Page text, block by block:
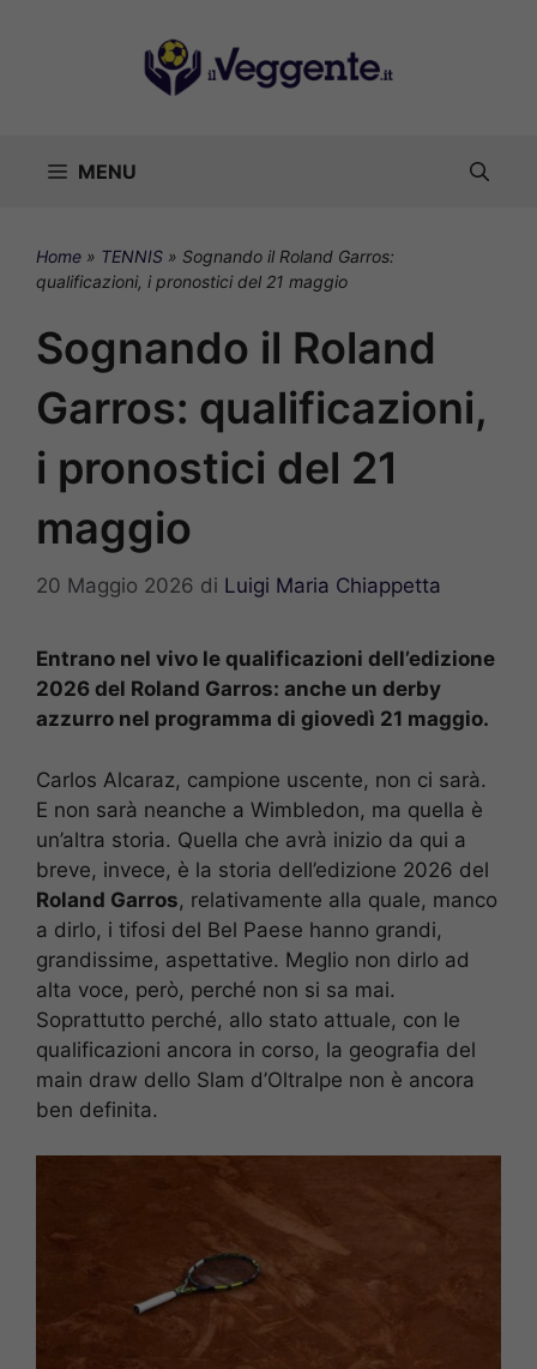
MENU
Home » TENNIS » Sognando il Roland Garros:
qualificazioni, i pronostici del 21 maggio
Sognando il Roland
Garros: qualificazioni,
i pronostici del 21
maggio
20 Maggio 2026 di Luigi Maria Chiappetta
Entrano nel vivo le qualificazioni dell’edizione
2026 del Roland Garros: anche un derby
azzurro nel programma di giovedì 21 maggio.
Carlos Alcaraz, campione uscente, non ci sarà.
E non sarà neanche a Wimbledon, ma quella è
un’altra storia. Quella che avrà inizio da qui a
breve, invece, è la storia dell’edizione 2026 del
Roland Garros, relativamente alla quale, manco
a dirlo, i tifosi del Bel Paese hanno grandi,
grandissime, aspettative. Meglio non dirlo ad
alta voce, però, perché non si sa mai.
Soprattutto perché, allo stato attuale, con le
qualificazioni ancora in corso, la geografia del
main draw dello Slam d’Oltralpe non è ancora
ben definita.